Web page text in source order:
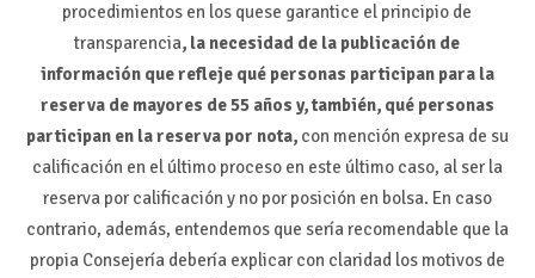
procedimientos en los quese garantice el principio de
transparencia, la necesidad de la publicación de
información que refleje qué personas participan para la
reserva de mayores de 55 años y, también, qué personas
participan en la reserva por nota, con mención expresa de su
calificación en el último proceso en este último caso, al ser la
reserva por calificación y no por posición en bolsa. En caso
contrario, además, entendemos que sería recomendable que la
propia Consejería debería explicar con claridad los motivos de